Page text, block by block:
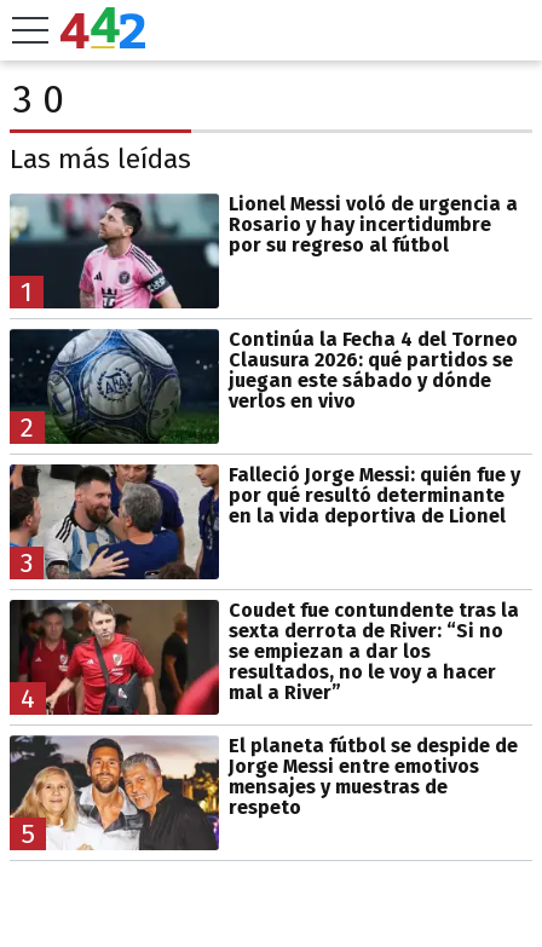
3 0
Las más leídas
1
Lionel Messi voló de urgencia a
Rosario y hay incertidumbre
por su regreso al fútbol
2
Continúa la Fecha 4 del Torneo
Clausura 2026: qué partidos se
juegan este sábado y dónde
verlos en vivo
3
Falleció Jorge Messi: quién fue y
por qué resultó determinante
en la vida deportiva de Lionel
4
Coudet fue contundente tras la
sexta derrota de River: “Si no
se empiezan a dar los
resultados, no le voy a hacer
mal a River”
5
El planeta fútbol se despide de
Jorge Messi entre emotivos
mensajes y muestras de
respeto